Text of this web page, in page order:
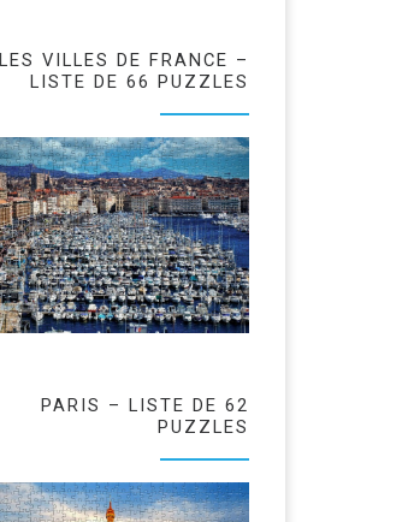
LES VILLES DE FRANCE –
LISTE DE 66 PUZZLES
PARIS – LISTE DE 62
PUZZLES